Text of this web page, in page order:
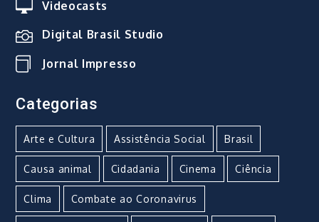
Videocasts
Digital Brasil Studio
Jornal Impresso
Categorias
Arte e Cultura Assistência Social Brasil
Causa animal Cidadania Cinema Ciência
Clima Combate ao Coronavirus